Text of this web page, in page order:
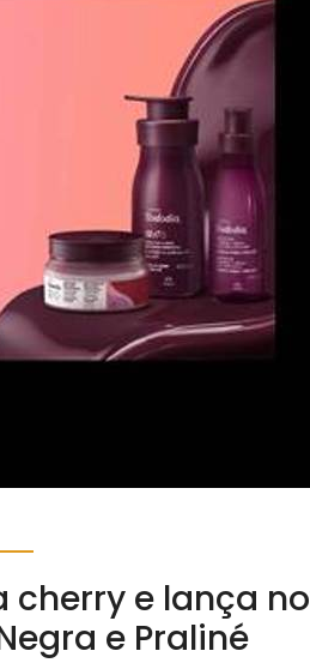
e lança
e Praliné